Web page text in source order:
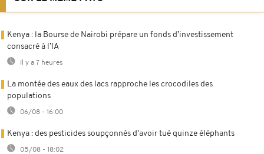
Kenya : la Bourse de Nairobi prépare un fonds d’investissement
consacré à l’IA
Il y a 7 heures
La montée des eaux des lacs rapproche les crocodiles des
populations
06/08 - 16:00
Kenya : des pesticides soupçonnés d'avoir tué quinze éléphants
05/08 - 18:02